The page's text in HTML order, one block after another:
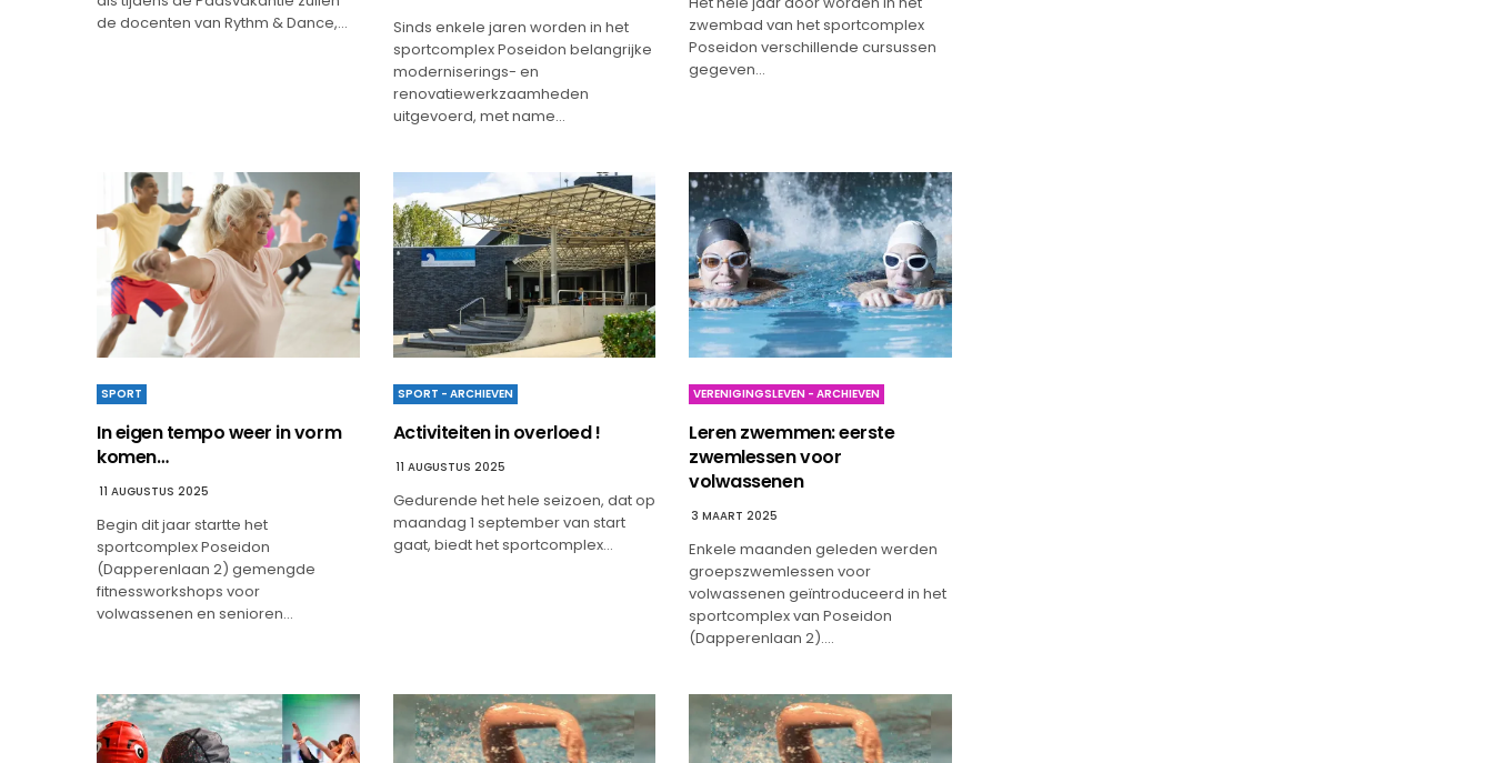
de docenten van Rythm & Dance,…
Sinds enkele jaren worden in het
sportcomplex Poseidon belangrijke
moderniserings- en
renovatiewerkzaamheden
uitgevoerd, met name…
zwembad van het sportcomplex
Poseidon verschillende cursussen
gegeven…
SPORT
In eigen tempo weer in vorm
komen…
11 AUGUSTUS 2025
Begin dit jaar startte het
sportcomplex Poseidon
(Dapperenlaan 2) gemengde
fitnessworkshops voor
volwassenen en senioren…
SPORT - ARCHIEVEN
Activiteiten in overloed !
11 AUGUSTUS 2025
Gedurende het hele seizoen, dat op
maandag 1 september van start
gaat, biedt het sportcomplex…
VERENIGINGSLEVEN - ARCHIEVEN
Leren zwemmen: eerste
zwemlessen voor
volwassenen
3 MAART 2025
Enkele maanden geleden werden
groepszwemlessen voor
volwassenen geïntroduceerd in het
sportcomplex van Poseidon
(Dapperenlaan 2).…